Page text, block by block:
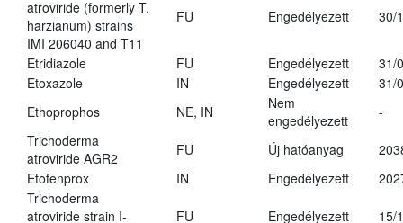
atroviride (formerly T.
harzianum) strains
IMI 206040 and T11
FU Engedélyezett 30/
Etridiazole FU Engedélyezett
31/
Etoxazole
IN Engedélyezett
31/
Ethoprophos
NE, IN
Nem
engedélyezett
-
Trichoderma
atroviride AGR2
FU Új hatóanyag
Etofenprox
IN Engedélyezett
Trichoderma
atroviride strain I-
FU Engedélyezett 15/